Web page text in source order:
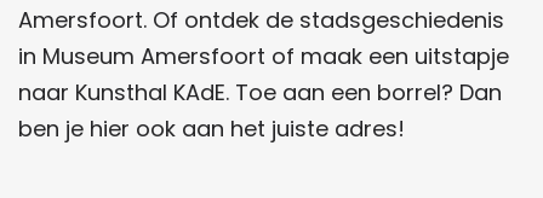
Amersfoort. Of ontdek de stadsgeschiedenis
in Museum Amersfoort of maak een uitstapje
naar Kunsthal KAdE. Toe aan een borrel? Dan
ben je hier ook aan het juiste adres!